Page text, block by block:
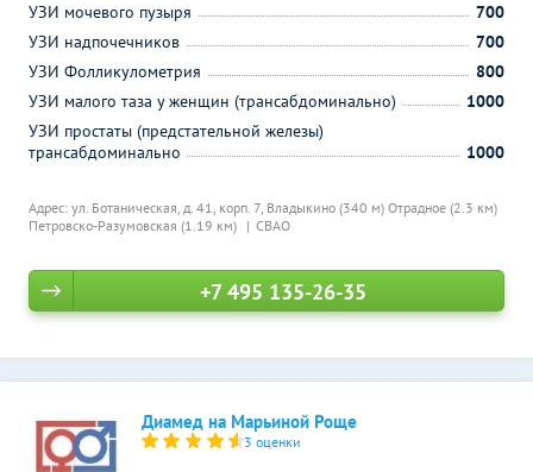
Адрес: ул. Ботаническая, д. 41, корп. 7, Владыкино (340 м) Отрадное (2.3 км)
Петровско-Разумовская (1.19 км)
СВАО
УЗИ мочевого пузыря
700
УЗИ надпочечников
700
УЗИ Фолликулометрия
800
УЗИ малого таза у женщин (трансабдоминально)
1000
УЗИ простаты (предстательной железы)
трансабдоминально
1000
+7 495 135-26-35
Диамед на Марьиной Роще
3 оценки